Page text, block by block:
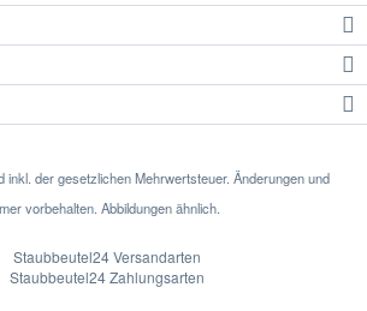
inkl. der gesetzlichen Mehrwertsteuer. Änderungen und
vorbehalten. Abbildungen ähnlich.